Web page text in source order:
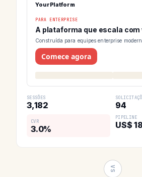
YourPlatform
PARA ENTERPRISE
A plataforma que escala com
Construída para equipes enterprise
Comece agora
SESSÕES
3,182 94
CVR
3.0%
PIPELINE
US$
VS